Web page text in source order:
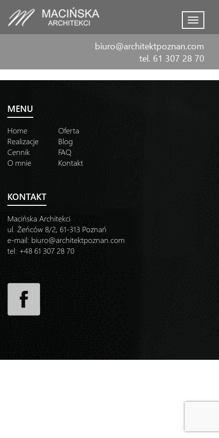
Menu
biuro@architektpoznan.com
tel. 61 307 28 70
MENU
Home
Oferta
Realizacje
Blog
Cennik
FAQ
O mnie
Kontakt
KONTAKT
Macińska Architekci
ul. Żeńców 8/2, 61-313 Poznań
e-mail: biuro@architektpoznan.com
tel: +48 61 307 28 70